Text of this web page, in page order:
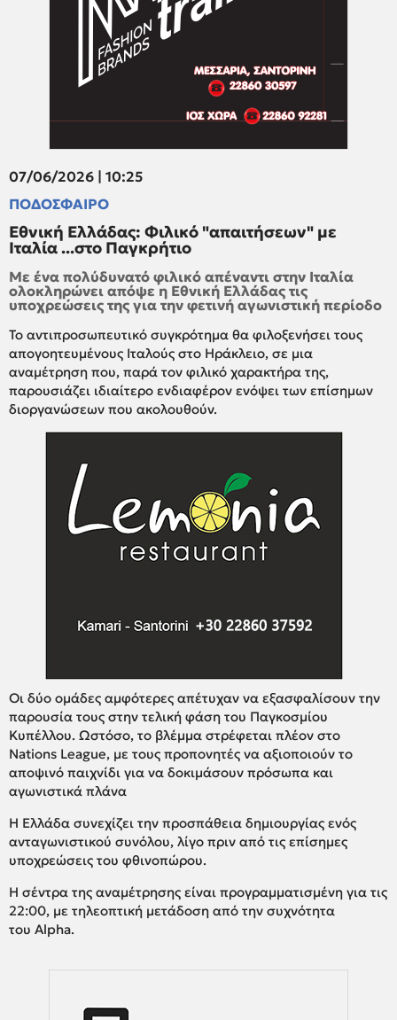
07/06/2026 | 10:25
ΠΟΔΟΣΦΑΙΡΟ
Εθνική Ελλάδας: Φιλικό "απαιτήσεων" με
Ιταλία ...στο Παγκρήτιο
Με ένα πολύδυνατό φιλικό απέναντι στην Ιταλία
ολοκληρώνει απόψε η Εθνική Ελλάδας τις
υποχρεώσεις της για την φετινή αγωνιστική περίοδο
Το αντιπροσωπευτικό συγκρότημα θα φιλοξενήσει τους
απογοητευμένους Ιταλούς στο Ηράκλειο, σε μια
αναμέτρηση που, παρά τον φιλικό χαρακτήρα της,
παρουσιάζει ιδιαίτερο ενδιαφέρον ενόψει των επίσημων
διοργανώσεων που ακολουθούν.
Οι δύο ομάδες αμφότερες απέτυχαν να εξασφαλίσουν την
παρουσία τους στην τελική φάση του Παγκοσμίου
Κυπέλλου. Ωστόσο, το βλέμμα στρέφεται πλέον στο
Nations League, με τους προπονητές να αξιοποιούν το
αποψινό παιχνίδι για να δοκιμάσουν πρόσωπα και
αγωνιστικά πλάνα
Η Ελλάδα συνεχίζει την προσπάθεια δημιουργίας ενός
ανταγωνιστικού συνόλου, λίγο πριν από τις επίσημες
υποχρεώσεις του φθινοπώρου.
Η σέντρα της αναμέτρησης είναι προγραμματισμένη για τις
22:00, με τηλεοπτική μετάδοση από την συχνότητα
του Alpha.